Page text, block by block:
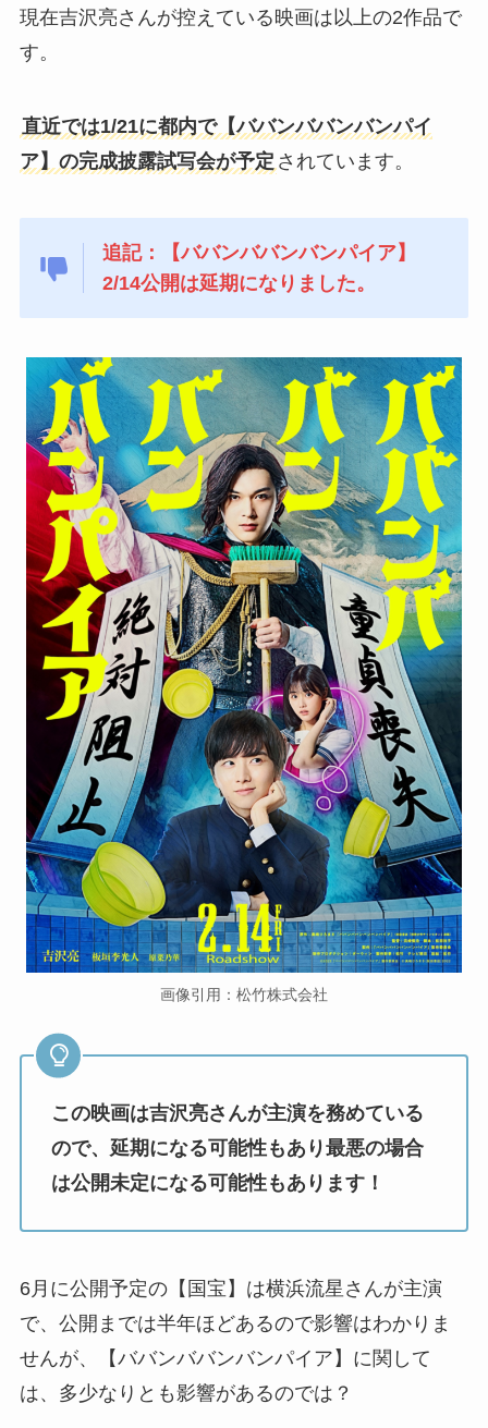
現在吉沢亮さんが控えている映画は以上の2作品で
す。
直近では1/21に都内で【ババンババンバンパイ
ア】の完成披露試写会が予定 されています。
追記：【ババンババンバンパイア】
2/14公開は延期になりました。
画像引用：松竹株式会社
この映画は吉沢亮さんが主演を務めている
ので、延期になる可能性もあり最悪の場合
は公開未定になる可能性もあります！
6月に公開予定の【国宝】は横浜流星さんが主演
で、公開までは半年ほどあるので影響はわかりま
せんが、【ババンババンバンパイア】に関して
は、多少なりとも影響があるのでは？